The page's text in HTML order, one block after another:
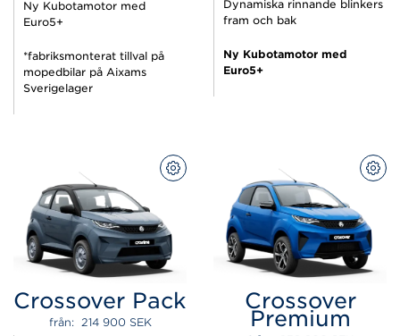
Ny Kubotamotor med
Euro5+
*fabriksmonterat tillval på
mopedbilar på Aixams
Sverigelager
Dynamiska rinnande blinkers
fram och bak
Ny Kubotamotor med
Euro5+
Crossover Pack
från: 214 900 SEK
KONFIGURERA
Crossover
Premium